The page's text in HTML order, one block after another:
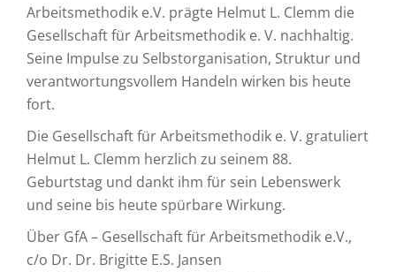
Arbeitsmethodik e.V. prägte Helmut L. Clemm die
Gesellschaft für Arbeitsmethodik e. V. nachhaltig.
Seine Impulse zu Selbstorganisation, Struktur und
verantwortungsvollem Handeln wirken bis heute
fort.
Die Gesellschaft für Arbeitsmethodik e. V. gratuliert
Helmut L. Clemm herzlich zu seinem 88.
Geburtstag und dankt ihm für sein Lebenswerk
und seine bis heute spürbare Wirkung.
Über GfA – Gesellschaft für Arbeitsmethodik e.V.,
c/o Dr. Dr. Brigitte E.S. Jansen